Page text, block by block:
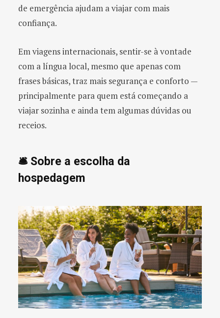
de emergência ajudam a viajar com mais
confiança.
Em viagens internacionais, sentir-se à vontade
com a língua local, mesmo que apenas com
frases básicas, traz mais segurança e conforto —
principalmente para quem está começando a
viajar sozinha e ainda tem algumas dúvidas ou
receios.
🛎️ Sobre a escolha da
hospedagem